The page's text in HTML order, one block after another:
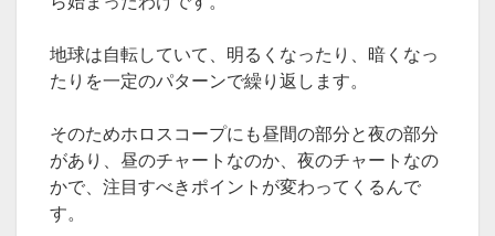
地球は自転していて、明るくなったり、 暗くなっ
たりを一定のパターンで繰り返します。
そのためホロスコープにも昼間の部分と夜の部分
があり、昼のチャートなのか、夜のチャートなの
かで、 注目すべきポイントが変わってくるんで
す。